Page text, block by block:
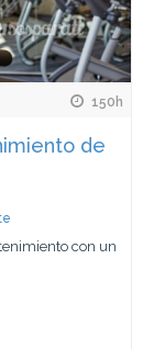
150h
de
con un